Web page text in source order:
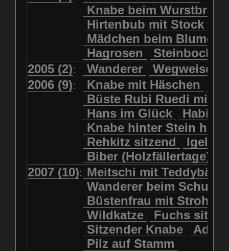
Mädchen beim Blumenpflücken
Mädchen in Regenjacke
Mädchen in Regenjacke und
Mädchen mit Regenmolch
Mädchen mit Schmetterling
Mätti Grossmann-Michel
Meitschi (Rundweg)
Meitschi mit Teddybär
Pilzfraueli Risetenmandli
Sitzender Knabe Tengeler
Wanderer
Wanderer beim Schuhbinden
Wegweiser Wilde Hilde
Wildhüter Wurzelkind
Luchs schreitend
Luchs sitzend Murmeltier
Murmeltiere Rehbockkopf
Rehkitz Rehkitz sitzend
Salamader Schmetterling
Schmetterlinge Schnecke
Schwarznasenschaf
Schwarznasenschaf mit Kalb
Steinbock
Steinbock Steinmarder
Uhu Uhu mit Jungen
Waschbär Wildkatze
Wolf Ziegenkopf
Knabe beim
Hirtenbub mit Stock
Mädchen beim
Hagrosen
Steinbock
2005 (2): Wanderer
Wegweiser
2006 (9): Knabe mit Häschen
Büste Rubi Ruedi mit
Hans im Glück
Knabe hinter Stein
Rehkitz sitzend
Igel
Biber (Holzfällertage)
2007 (10): Meitschi mit Teddybär
Wanderer beim
Büstenfrau mit Strohut
Wildkatze
Fuchs
Sitzender Knabe
Adler
Pilz auf Stamm